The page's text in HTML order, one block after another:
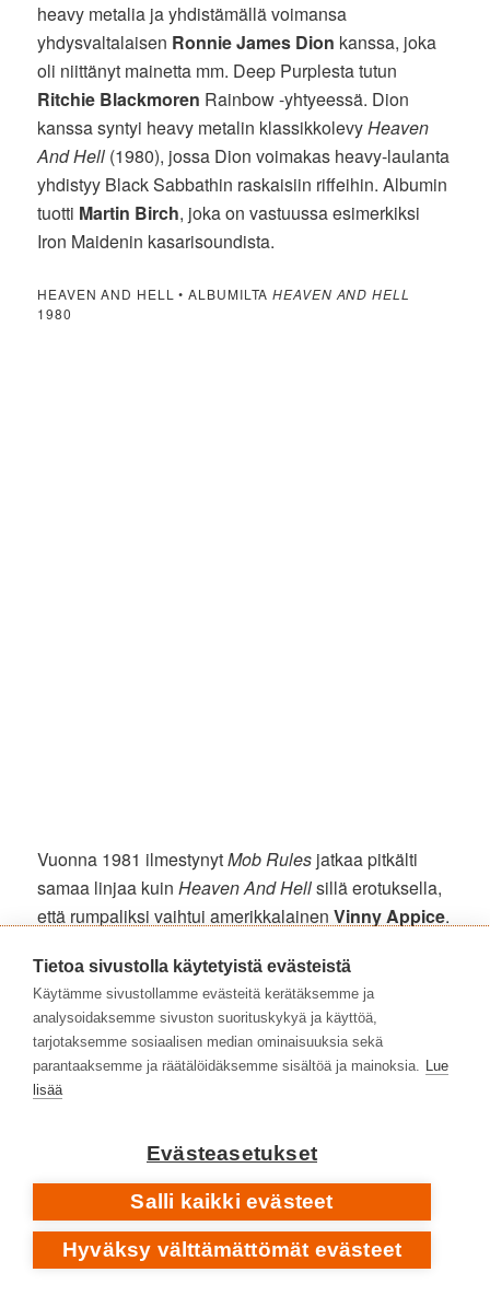
heavy metalia ja yhdistämällä voimansa
yhdysvaltalaisen Ronnie James Dion kanssa, joka
oli niittänyt mainetta mm. Deep Purplesta tutun
Ritchie Blackmoren Rainbow -yhtyeessä. Dion
kanssa syntyi heavy metalin klassikkolevyHeaven
And Hell (1980), jossa Dion voimakas heavy-laulanta
yhdistyy Black Sabbathin raskaisiin riffeihin. Albumin
tuotti Martin Birch, joka on vastuussa esimerkiksi
Iron Maidenin kasarisoundista.
HEAVEN AND HELL • ALBUMILTAHEAVEN AND HELL
1980
Vuonna 1981 ilmestynytMob Rules jatkaa pitkälti
samaa linjaa kuinHeaven And Hellsillä erotuksella,
että rumpaliksi vaihtui amerikkalainenVinny Appice.
eeppinen heavy metal -klassikko.Mob Rules
albumin jälkeen Ronnie James Dio erosi Black
Sabbathista ja perusti Dion.
BLACK SABBATH: THE SIGN OF THE SOUTHERN CROSS •
ALBUMILTA
Tietoa sivustolla käytetyistä evästeistä
Käytämme sivustollamme evästeitä kerätäksemme ja
analysoidaksemme sivuston suorituskykyä ja käyttöä,
tarjotaksemme sosiaalisen median ominaisuuksia sekä
parantaaksemme ja räätälöidäksemme sisältöä ja mainoksia. Lue
lisää
Evästeasetukset
Salli kaikki evästeet
Hyväksy välttämättömät evästeet